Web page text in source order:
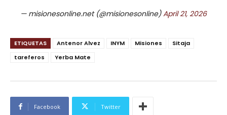
— misionesonline.net (@misionesonline)April 21, 2026
ETIQUETAS Antenor Alvez INYM Misiones
Sitaja
tareferos
Yerba Mate
Facebook Twitter